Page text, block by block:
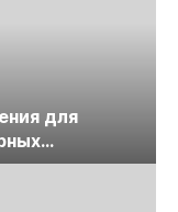
для